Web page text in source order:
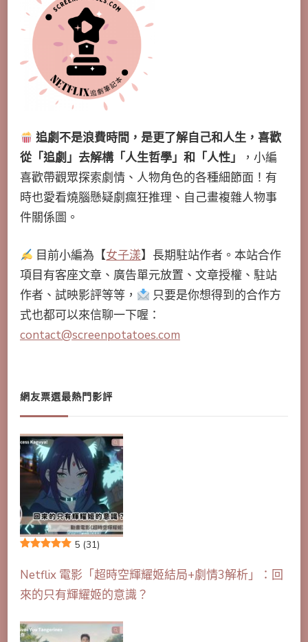
追劇不是浪費時間，是更了解自己和人生，喜歡
從「追劇」去解構「人生哲學」和「人性」
，小編
喜歡帶觀眾探索劇情、人物角色的各種細節面！有
時也愛看燒腦懸疑劇瘋狂推理、自己畫複雜人物事
件關係圖。
目前小編為【女子漾】長期駐站作者。本站合作
項目有客座文章、廣告單元放置、文章授權、駐站
作者、試映影評等等，
只要是你想得到的合作方
式也都可以來信聊一下喔：
contact@screenpotatoes.com
網友票選最熱門影評
5 (31)
Netflix 電影「超時空輝耀姬結局+劇情3解析」：回
來的只有輝耀姬的意識？